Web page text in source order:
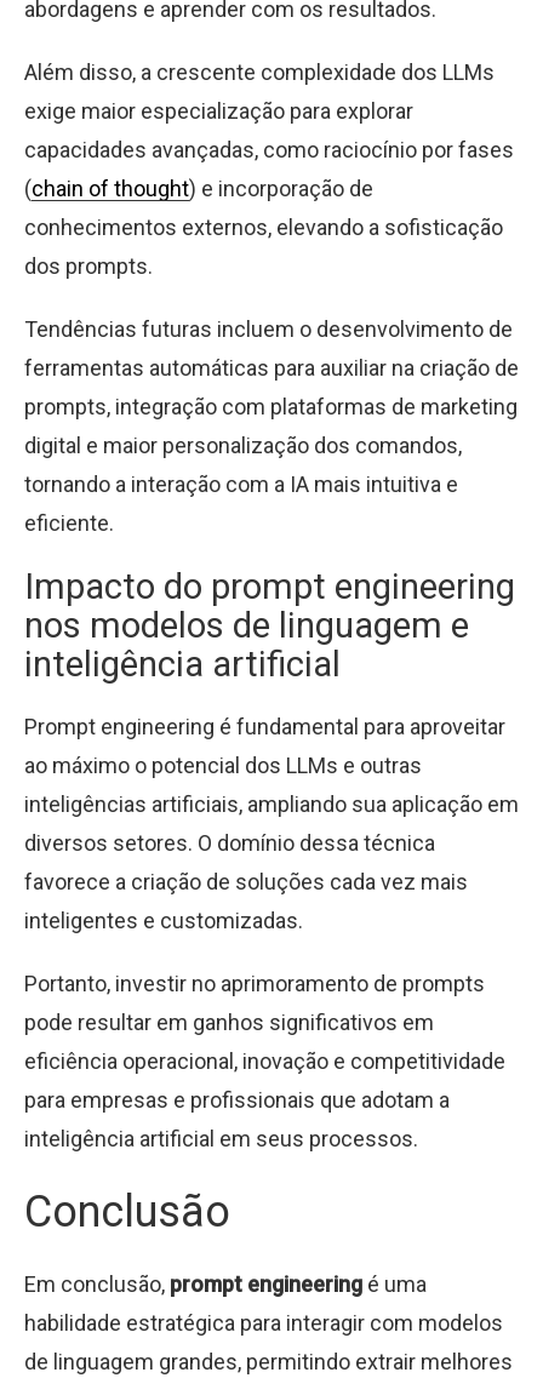
abordagens e aprender com os resultados.
Além disso, a crescente complexidade dos LLMs
exige maior especialização para explorar
capacidades avançadas, como raciocínio por fases
(chain of thought) e incorporação de
conhecimentos externos, elevando a sofisticação
dos prompts.
Tendências futuras incluem o desenvolvimento de
ferramentas automáticas para auxiliar na criação de
prompts, integração com plataformas de marketing
digital e maior personalização dos comandos,
tornando a interação com a IA mais intuitiva e
eficiente.
Impacto do prompt engineering
nos modelos de linguagem e
inteligência artificial
Prompt engineering é fundamental para aproveitar
ao máximo o potencial dos LLMs e outras
inteligências artificiais, ampliando sua aplicação em
diversos setores. O domínio dessa técnica
favorece a criação de soluções cada vez mais
inteligentes e customizadas.
Portanto, investir no aprimoramento de prompts
pode resultar em ganhos significativos em
eficiência operacional, inovação e competitividade
para empresas e profissionais que adotam a
inteligência artificial em seus processos.
Conclusão
Em conclusão, prompt engineering é uma
habilidade estratégica para interagir com modelos
de linguagem grandes, permitindo extrair melhores